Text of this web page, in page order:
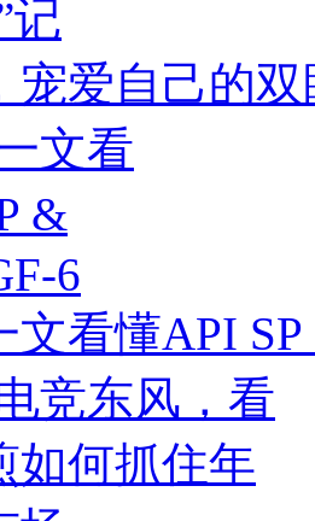
宠爱自己的
文看懂API